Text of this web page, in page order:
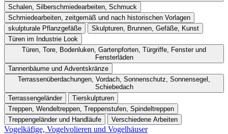
Schalen, Silberschmiedearbeiten, Schmuck
Schmiedearbeiten, zeitgemäß und nach historischen Vorlagen
skulpturale Pflanzgefäße
Skulpturen, Brunnen, Gefäße, Kunst
Türen im Industrie Look
Türen, Tore, Bodenluken, Gartenpforten, Türgriffe, Fenster und
Fensterläden
Tannenbäume und Adventskränze
Terrassenüberdachungen, Vordach, Sonnenschutz, Sonnensegel,
Schiebedach
Terrassengeländer
Tierskulpturen
Treppen, Wendeltreppen, Treppenstufen, Spindeltreppen
Treppengeländer und Handläufe
Verschiedene Arbeiten
Vogelkäfige, Vogelvolieren und Vogelhäuser